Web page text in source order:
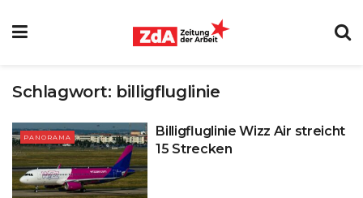
Schlagwort: billigfluglinie
PANORAMA
Billigfluglinie Wizz Air streicht
15 Strecken